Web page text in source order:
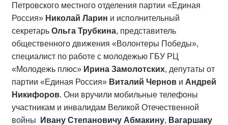
Петровского местного отделения партии «Единая
Россия» Николай Ларин и исполнительный
секретарь Ольга Трубкина, представитель
общественного движения «Волонтеры Победы»,
специалист по работе с молодежью ГБУ РЦ
«Молодежь плюс» Ирина Замолотских, депутаты от
партии «Единая Россия» Виталий Чернов и Андрей
Никифоров. Они вручили мобильные телефоны
участникам и инвалидам Великой Отечественной
войны
Ивану Степановичу Абмакину, Вагаршаку